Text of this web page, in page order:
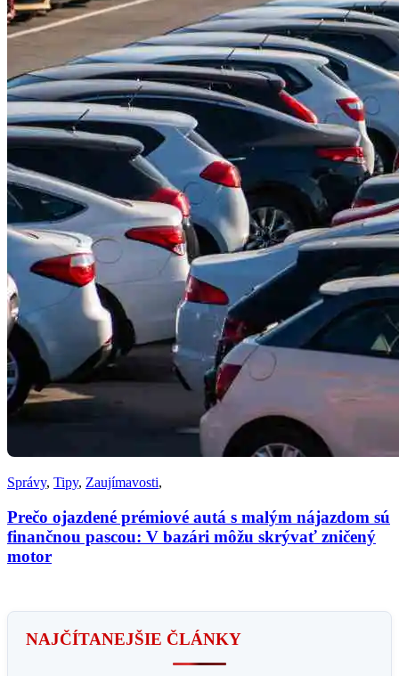
Správy, Tipy, Zaujímavosti,
Prečo ojazdené prémiové autá s malým nájazdom sú
finančnou pascou: V bazári môžu skrývať zničený
motor
NAJČÍTANEJŠIE ČLÁNKY